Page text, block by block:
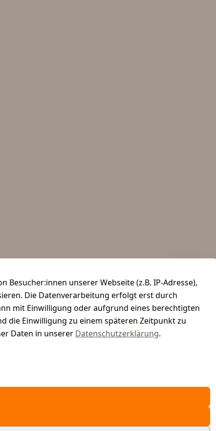
unserer Webseite (z.B. IP-Adresse),
Die Datenverarbeitung erfolgt erst durch
mit Einwilligung oder aufgrund eines berechtigten
die Einwilligung zu einem späteren Zeitpunkt zu
Daten in unserer Datenschutzerklärung.